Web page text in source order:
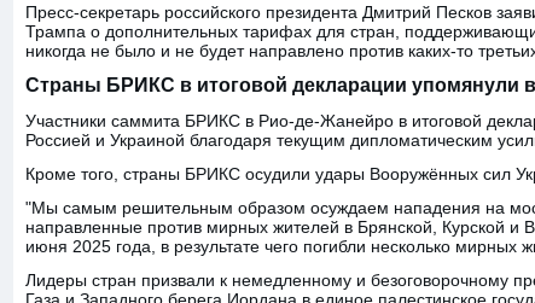
Пресс-секретарь российского президента Дмитрий Песков
Трампа о дополнительных тарифах для стран,
никогда не было и не будет направлено против каких-то
Страны БРИКС в итоговой декларации упомянули
Участники саммита БРИКС в Рио-де-Жанейро в итоговой
Россией и Украиной благодаря текущим дипломатическим
Кроме того, страны БРИКС осудили удары Вооружённых сил
"Мы самым решительным образом осуждаем нападения на
направленные против мирных жителей в Брянской, Курской
июня 2025 года, в результате чего погибли несколько мирных
Лидеры стран призвали к немедленному и безоговорочному
Газа и Западного берега Иордана в единое палестинское